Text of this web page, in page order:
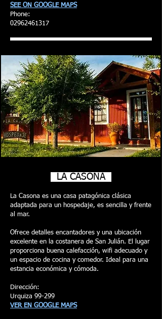
SEE ON GOOGLE MAPS
Phone:
02962461317
LA CASONA
La Casona es una casa patagónica clásica
adaptada para un hospedaje, es sencilla y frente
al mar.
Ofrece detalles encantadores y una ubicación
excelente en la costanera de San Julián. El lugar
proporciona buena calefacción, wifi adecuado y
un espacio de cocina y comedor. Ideal para una
estancia económica y cómoda.
Dirección:
Urquiza 99-299
VER EN GOOGLE MAPS